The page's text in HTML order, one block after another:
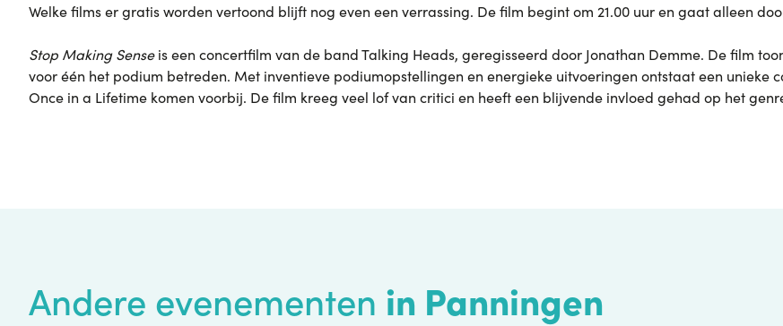
Welke films er gratis worden vertoond blijft nog even een verrassing. De film begint om 21.00 uur en gaat alleen
Stop Making Senseis een concertfilm van de bandTalking Heads, geregisseerd door Jonathan Demme. De film
voor één het podium betreden. Met inventieve podiumopstellingen en energieke uitvoeringen ontstaat een unieke
Once in a Lifetime komen voorbij. De film kreeg veel lof van critici en heeft een blijvende invloed gehad op het
Andere evenementen in Panningen